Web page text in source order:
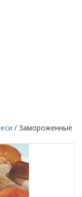
/ Замороженные